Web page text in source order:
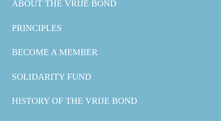
ABOUT THE VRIJE BOND
PRINCIPLES
BECOME A MEMBER
SOLIDARITY FUND
HISTORY OF THE VRIJE BOND